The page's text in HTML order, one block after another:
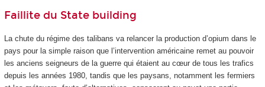
Faillite du State building
La chute du régime des talibans va relancer la production d’opium dans le
pays pour la simple raison que l’intervention américaine remet au pouvoir
les anciens seigneurs de la guerre qui étaient au cœur de tous les trafics
depuis les années 1980, tandis que les paysans, notamment les fermiers